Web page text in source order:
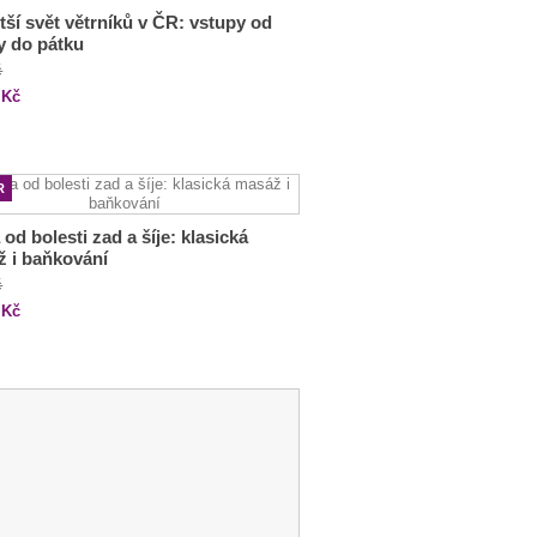
svět větrníků v ČR: vstupy od
do pátku
od bolesti zad a šíje: klasická
i baňkování